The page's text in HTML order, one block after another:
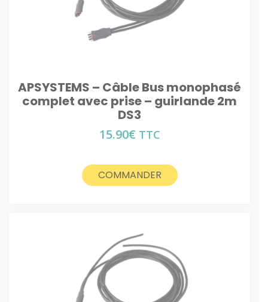
APSYSTEMS – Câble Bus monophasé
complet avec prise – guirlande 2m
DS3
15.90€ TTC
COMMANDER